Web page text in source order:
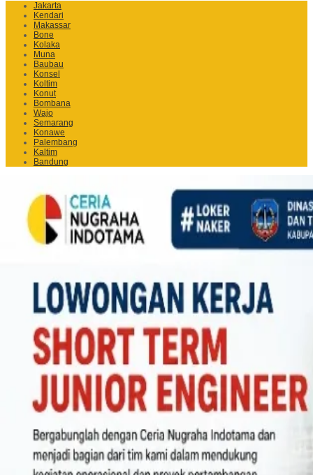
Jakarta
Kendari
Makassar
Bone
Kolaka
Muna
Baubau
Konsel
Koltim
Konut
Bombana
Wajo
Semarang
Konawe
Palembang
Kaltim
Bandung